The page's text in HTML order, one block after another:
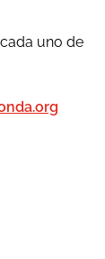
uno de